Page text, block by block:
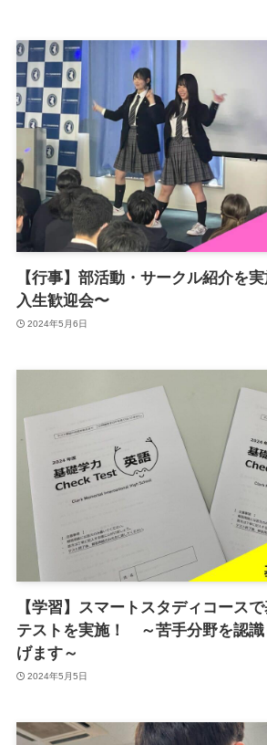
【行事】部活動・サークル紹介を
入生歓迎会〜
2024年5月6日
【学習】スマートスタディコース
テストを実施！ ～苦手分野を認識
げます～
2024年5月5日